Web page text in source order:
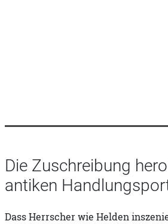
Die Zuschreibung
antiken
Dass Herrscher wie Helden